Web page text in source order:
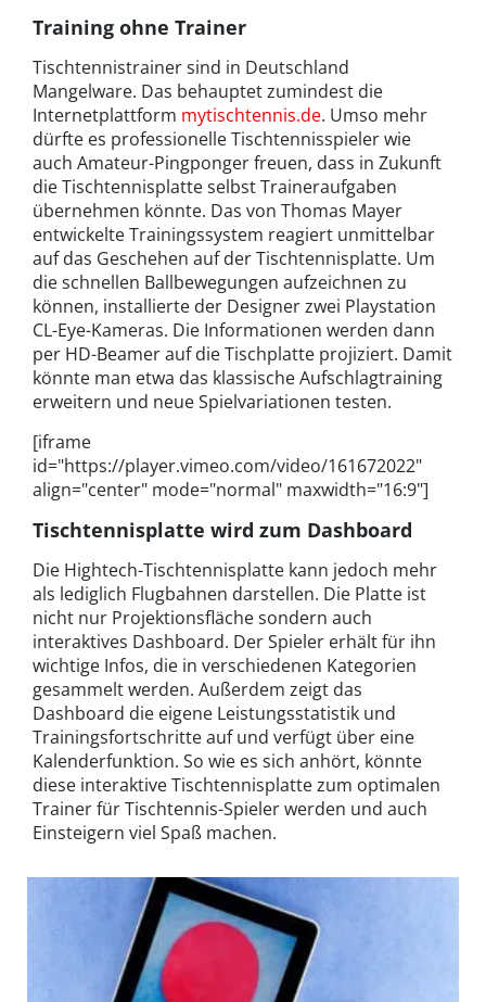
Training ohne Trainer
Tischtennistrainer sind in Deutschland
Mangelware. Das behauptet zumindest die
Internetplattform mytischtennis.de. Umso mehr
dürfte es professionelle Tischtennisspieler wie
auch Amateur-Pingponger freuen, dass in Zukunft
die Tischtennisplatte selbst Traineraufgaben
übernehmen könnte. Das von Thomas Mayer
entwickelte Trainingssystem reagiert unmittelbar
auf das Geschehen auf der Tischtennisplatte. Um
die schnellen Ballbewegungen aufzeichnen zu
können, installierte der Designer zwei Playstation
CL-Eye-Kameras. Die Informationen werden dann
per HD-Beamer auf die Tischplatte projiziert. Damit
könnte man etwa das klassische Aufschlagtraining
erweitern und neue Spielvariationen testen.
[iframe
id="https://player.vimeo.com/video/161672022"
align="center" mode="normal" maxwidth="16:9"]
Tischtennisplatte wird zum Dashboard
Die Hightech-Tischtennisplatte kann jedoch mehr
als lediglich Flugbahnen darstellen. Die Platte ist
nicht nur Projektionsfläche sondern auch
interaktives Dashboard. Der Spieler erhält für ihn
wichtige Infos, die in verschiedenen Kategorien
gesammelt werden. Außerdem zeigt das
Dashboard die eigene Leistungsstatistik und
Trainingsfortschritte auf und verfügt über eine
Kalenderfunktion. So wie es sich anhört, könnte
diese interaktive Tischtennisplatte zum optimalen
Trainer für Tischtennis-Spieler werden und auch
Einsteigern viel Spaß machen.